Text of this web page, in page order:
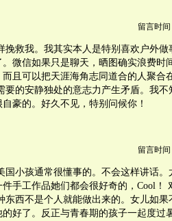
留言时间
挽救我。我其实本人是特别喜欢户外做
微信如果只是聊天，晒图确实浪费时
且可以把天涯海角志同道合的人聚合
要的安静独处的意志力产生矛盾。我不
豪的。好久不见，特别问候你！
留言时间
国小孩通常很懂事的。不会这样讲话。
手工作品她们都会很好奇的，Cool！
东西不是个人就能做出来的。女儿如果
好了。反正与青春期的孩子一起度过